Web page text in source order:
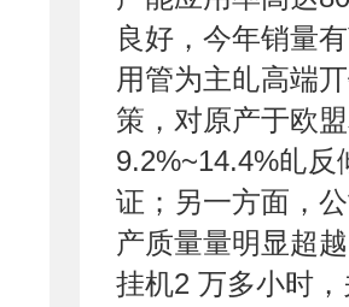
良好，今年销量
用管为主癿高端
策，对原产于欧
9.2%~14.4%癿
证；另一方面，
产质量量明显超
挂机2 万多小时